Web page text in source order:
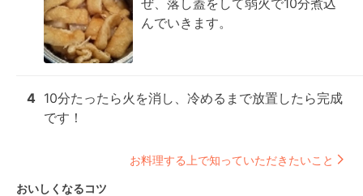
ぜ、落し蓋をして弱火で10分煮込
んでいきます。
4 10分たったら火を消し、冷めるまで放置したら完成
です！
お料理する上で知っていただきたいこと
おいしくなるコツ